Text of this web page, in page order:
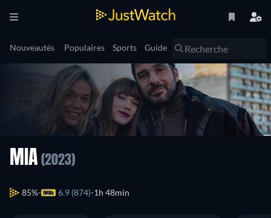
Nouveautés Populaires Sports Guide
MIA (2023)
85% 6.9 (874) 1h 48min